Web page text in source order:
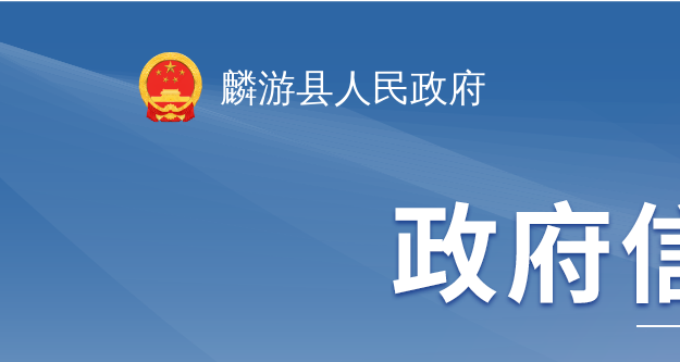
麟游县人民政府